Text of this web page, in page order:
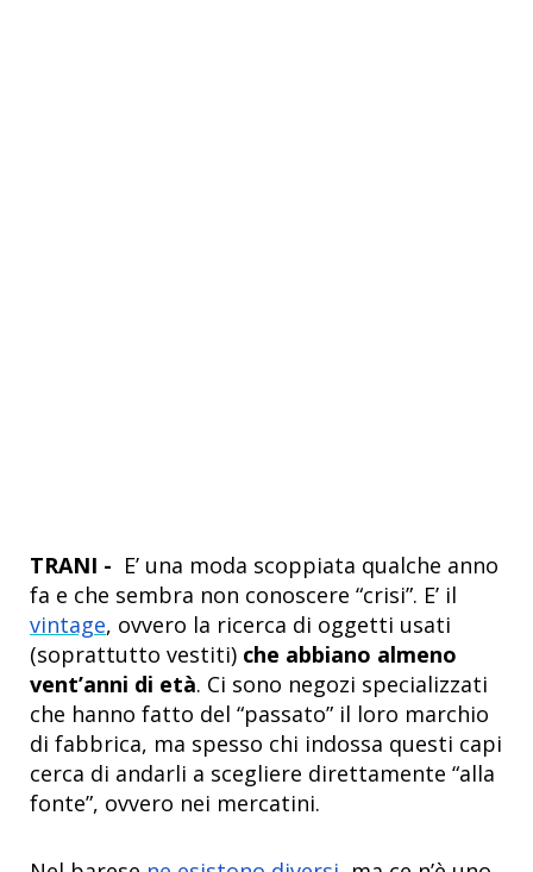
TRANI - E’ una moda scoppiata qualche anno
fa e che sembra non conoscere “crisi”. E’ il
vintage, ovvero la ricerca di oggetti usati
(soprattutto vestiti) che abbiano almeno
vent’anni di età. Ci sono negozi specializzati
che hanno fatto del “passato” il loro marchio
di fabbrica, ma spesso chi indossa questi capi
cerca di andarli a scegliere direttamente “alla
fonte”, ovvero nei mercatini.